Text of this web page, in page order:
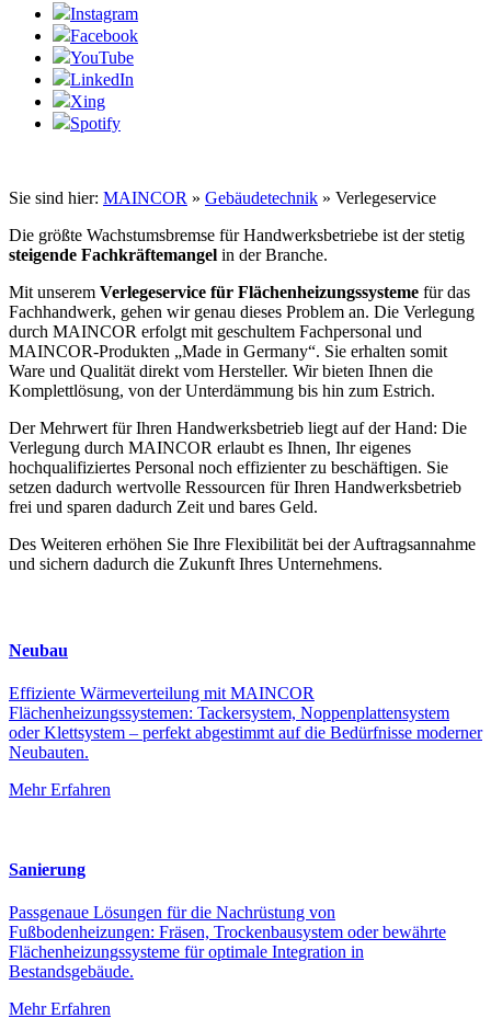
Instagram
Facebook
YouTube
LinkedIn
Xing
Spotify
Sie sind hier: MAINCOR » Gebäudetechnik » Verlegeservice
Die größte Wachstumsbremse für Handwerksbetriebe ist der stetig
steigende Fachkräftemangel in der Branche.
Mit unserem Verlegeservice für Flächenheizungssysteme für das
Fachhandwerk, gehen wir genau dieses Problem an. Die Verlegung
durch MAINCOR erfolgt mit geschultem Fachpersonal und
MAINCOR-Produkten „Made in Germany“. Sie erhalten somit
Ware und Qualität direkt vom Hersteller. Wir bieten Ihnen die
Komplettlösung, von der Unterdämmung bis hin zum Estrich.
Der Mehrwert für Ihren Handwerksbetrieb liegt auf der Hand: Die
Verlegung durch MAINCOR erlaubt es Ihnen, Ihr eigenes
hochqualifiziertes Personal noch effizienter zu beschäftigen. Sie
setzen dadurch wertvolle Ressourcen für Ihren Handwerksbetrieb
frei und sparen dadurch Zeit und bares Geld.
Des Weiteren erhöhen Sie Ihre Flexibilität bei der Auftragsannahme
und sichern dadurch die Zukunft Ihres Unternehmens.
Neubau
Effiziente Wärmeverteilung mit MAINCOR
Flächenheizungssystemen: Tackersystem, Noppenplattensystem
oder Klettsystem – perfekt abgestimmt auf die Bedürfnisse moderner
Neubauten.
Mehr Erfahren
Sanierung
Passgenaue Lösungen für die Nachrüstung von
Fußbodenheizungen: Fräsen, Trockenbausystem oder bewährte
Flächenheizungssysteme für optimale Integration in
Bestandsgebäude.
Mehr Erfahren